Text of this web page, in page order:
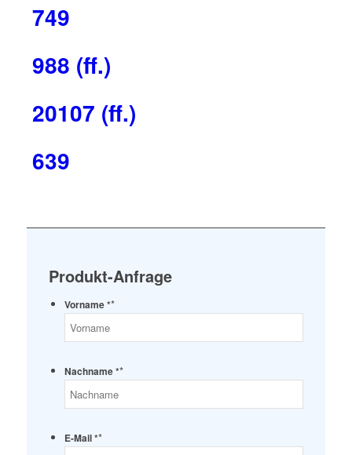
749
988 (ff.)
20107 (ff.)
639
Produkt-Anfrage
Vorname **
Nachname **
E-Mail **